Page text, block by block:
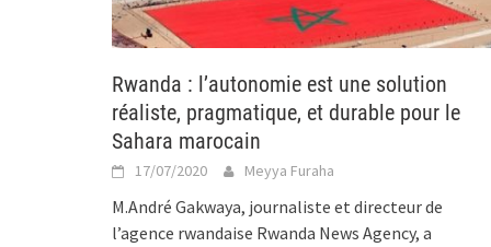
Rwanda : l’autonomie est une solution
réaliste, pragmatique, et durable pour le
Sahara marocain
17/07/2020 Meyya Furaha
M.André Gakwaya, journaliste et directeur de
l’agence rwandaise Rwanda News Agency, a